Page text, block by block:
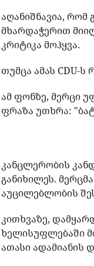
აღანიშნავია, რომ
მხარდაჭერით
კრიტიკა მოჰყვა.
თუმცა ამას CDU-
ამ ფონზე, მერცი
ფრაზა უთხრა:
კანცლერობის
განიხილეს.
აუცილებლობის
კითხვაზე,
ხელისუფლებაში
ათასი ადამიანის